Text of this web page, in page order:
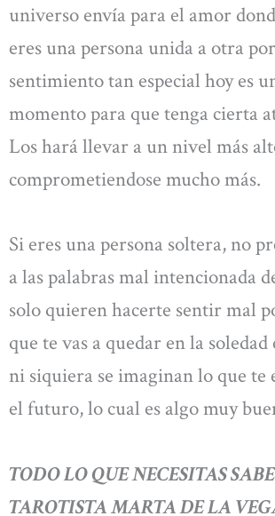
universo envía para el amor
eres una persona unida a otra
sentimiento tan especial hoy es
momento para que tenga cierta
Los hará llevar a un nivel más
comprometiendose mucho más.
Si eres una persona soltera, no
a las palabras mal intencionada
solo quieren hacerte sentir mal
que te vas a quedar en la
ni siquiera se imaginan lo que te
el futuro, lo cual es algo muy
TODO LO QUE NECESITAS
TAROTISTA MARTA DE LA